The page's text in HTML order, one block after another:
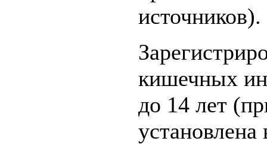
источников).
кишечных
до 14 лет
установлена